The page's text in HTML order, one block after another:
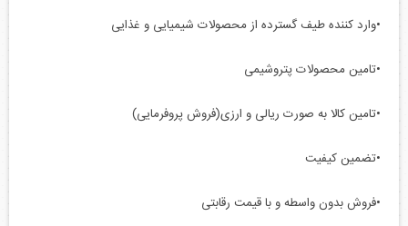
•وارد کننده طیف گسترده از محصولات شیمیایی و غذایی
•تامین محصولات پتروشیمی
•تامین کالا به صورت ریالی و ارزی(فروش پروفرمایی)
•تضمین کیفیت
•فروش بدون واسطه و با قیمت رقابتی